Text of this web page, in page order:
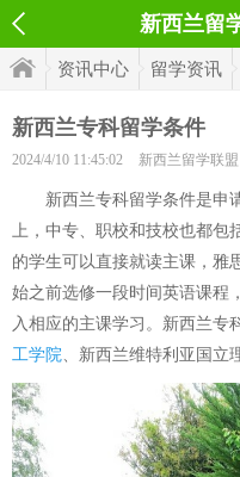
新西兰留
资讯中心 留学资讯
新西兰专科留学条件
2024/4/10 11:45:02 新西兰留学联盟
新西兰专科留学条件是申请
上，中专、职校和技校也都包
的学生可以直接就读主课，雅
始之前选修一段时间英语课程
入相应的主课学习。新西兰专
工学院、新西兰维特利亚国立